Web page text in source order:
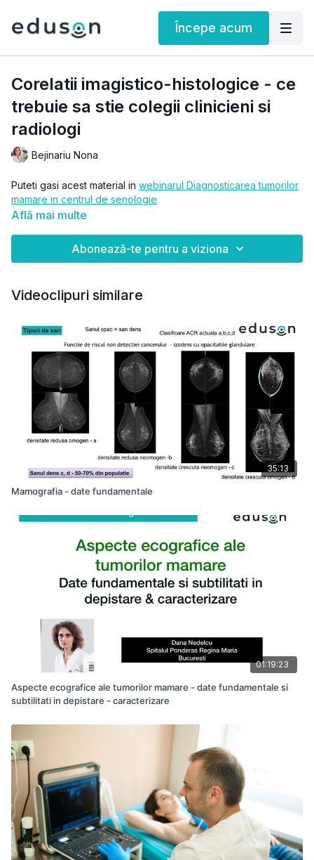
Începe acum
Corelatii imagistico-histologice - ce
trebuie sa stie colegii clinicieni si
radiologi
Bejinariu Nona
Puteti gasi acest material in webinarul Diagnosticarea tumorilor
mamare in centrul de senologie
Află mai multe
Abonează-te pentru a viziona
Videoclipuri similare
35:13
Mamografia - date fundamentale
01:19:23
Aspecte ecografice ale tumorilor mamare - date fundamentale si
subtilitati in depistare - caracterizare